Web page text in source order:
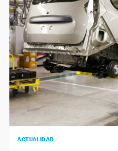
NEWSLETTER
SÍGUENOS
ACTUALIDAD